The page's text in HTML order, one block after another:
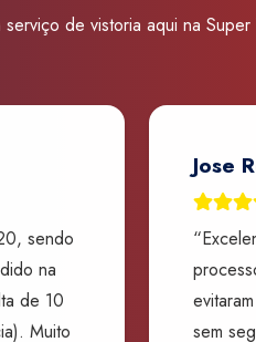
de vistoria aqui na Super
sendo
na
de 10
Muito
Jose
sem